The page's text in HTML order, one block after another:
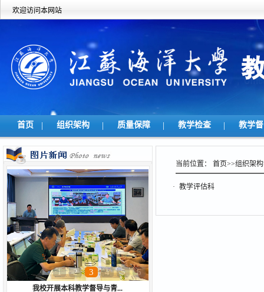
欢迎访问本网站
首页 | 组织架构 | 质量保障 | 教学检查 | 教学
1 2 3 4 5 6
我校开展本科教学督导与青...
当前位置： 首页>>组织架构
· 教学评估科